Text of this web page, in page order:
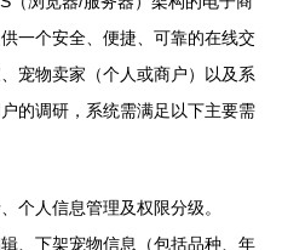
一个安全、便捷、可靠的在线交
宠物卖家（个人或商户）以及系
的调研，系统需满足以下主要需
个人信息管理及权限分级。
、下架宠物信息（包括品种、年